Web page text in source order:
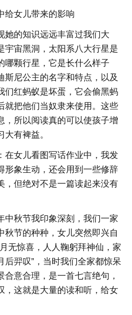
给女儿带来的影响
她的知识远远丰富过我们大
宇宙黑洞，太阳系八大行星是
哪颗行星，它是长什么样子
斯尼公主的名字和特点，以及
们红蚂蚁是坏蛋，它会偷黑蚂
就把他们当奴隶来使用。这些
，所以阅读真的可以使孩子增
有裨益。
在女儿看图写话作业中，我发
形象生动，还会用到一些修辞
，但绝对不是一篇读起来没有
中秋节我印象深刻，我们一家
秋节的种种，女儿突然即兴自
无惊喜，人人鞠躬拜神仙，家
后羿叹”，当时我们全家都惊呆
意合理，是一首七言绝句，
，这就是大量的读和听，给女